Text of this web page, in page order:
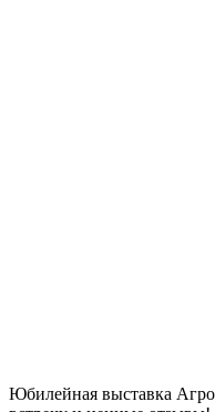
Юбилейная выставка